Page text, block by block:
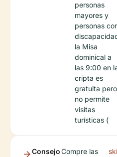
personas
mayores y
personas
la Misa
dominical a
las 9:00 en
cripta es
gratuita pero
no permite
visitas
turísticas (
ConsejoCompre las